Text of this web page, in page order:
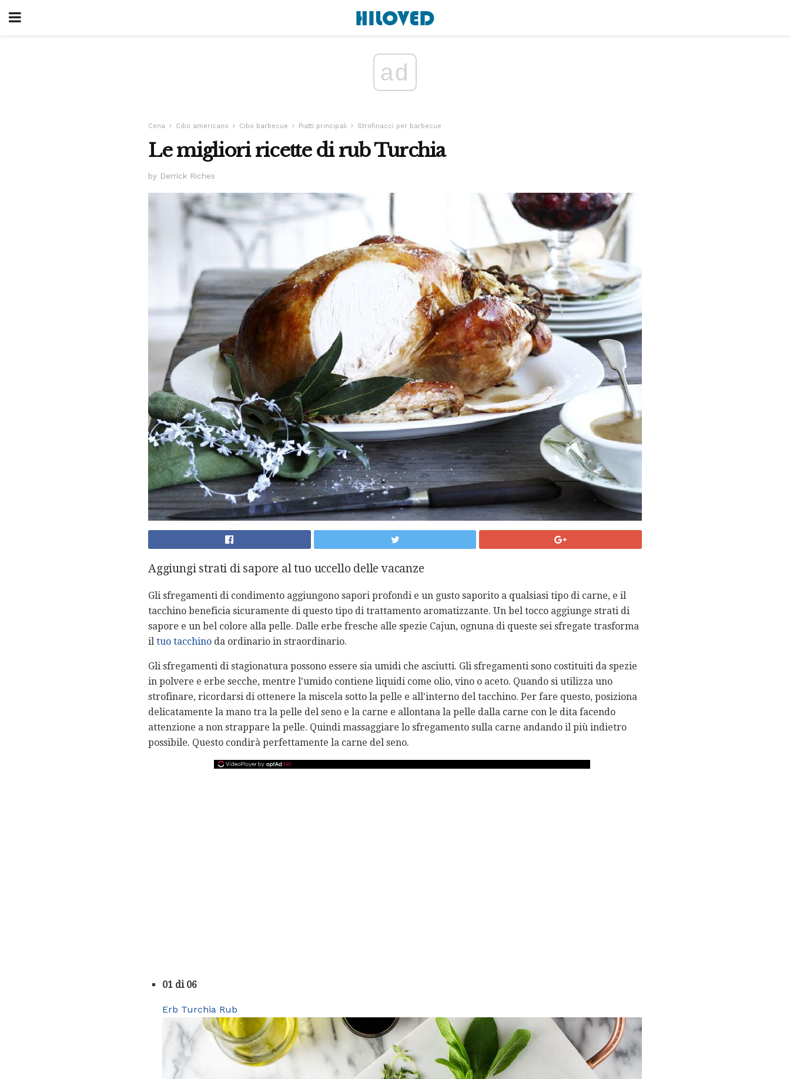
ad
Cena Cibo americano Cibo barbecue Piatti principali Strofinacci per barbecue
Le migliori ricette di rub Turchia
by Derrick Riches
Aggiungi strati di sapore al tuo uccello delle vacanze
Gli sfregamenti di condimento aggiungono sapori profondi e un gusto saporito a qualsiasi tipo di carne, e il
tacchino beneficia sicuramente di questo tipo di trattamento aromatizzante. Un bel tocco aggiunge strati di
sapore e un bel colore alla pelle. Dalle erbe fresche alle spezie Cajun, ognuna di queste sei sfregate trasforma
il tuo tacchino da ordinario in straordinario.
Gli sfregamenti di stagionatura possono essere sia umidi che asciutti. Gli sfregamenti sono costituiti da spezie
in polvere e erbe secche, mentre l'umido contiene liquidi come olio, vino o aceto. Quando si utilizza uno
strofinare, ricordarsi di ottenere la miscela sotto la pelle e all'interno del tacchino. Per fare questo, posiziona
delicatamente la mano tra la pelle del seno e la carne e allontana la pelle dalla carne con le dita facendo
attenzione a non strappare la pelle. Quindi massaggiare lo sfregamento sulla carne andando il più indietro
possibile. Questo condirà perfettamente la carne del seno.
01 di 06
Erb Turchia Rub